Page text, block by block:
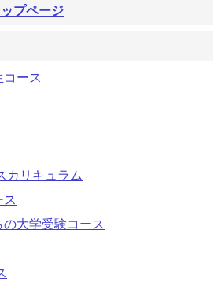
プページ
ース
カリキュラム
大学受験コース